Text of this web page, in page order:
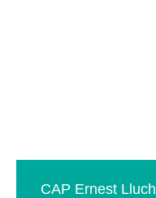
CAP Ernest Lluch